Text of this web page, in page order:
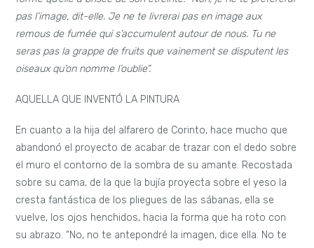
pas l’image, dit-elle. Je ne te livrerai pas en image aux
remous de fumée qui s’accumulent autour de nous. Tu ne
seras pas la grappe de fruits que vainement se disputent les
oiseaux qu’on nomme l’oublie”.
AQUELLA QUE INVENTÓ LA PINTURA
En cuanto a la hija del alfarero de Corinto, hace mucho que
abandonó el proyecto de acabar de trazar con el dedo sobre
el muro el contorno de la sombra de su amante. Recostada
sobre su cama, de la que la bujía proyecta sobre el yeso la
cresta fantástica de los pliegues de las sábanas, ella se
vuelve, los ojos henchidos, hacia la forma que ha roto con
su abrazo. “No, no te antepondré la imagen, dice ella. No te